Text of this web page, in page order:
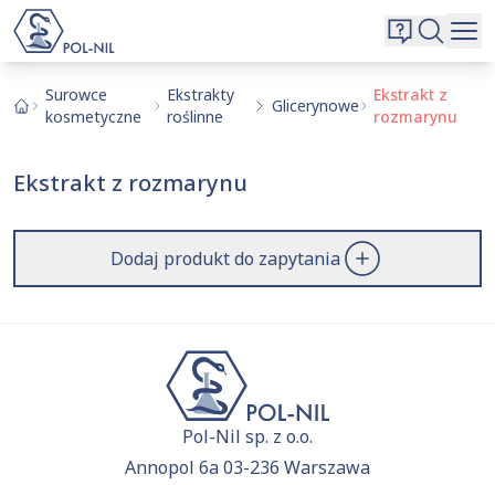
O nas
Kontakt
Surowce
kosmetyczne
Ekstrakty
roślinne
Glicerynowe
Ekstrakt z
rozmarynu
Ekstrakt z rozmarynu
Dodaj produkt do zapytania
Pol-Nil sp. z o.o.
Annopol 6a 03-236 Warszawa
Wybrane surowce i substancje
Aktualnie niczego nie dodałeś do zapytania.
Wyszukiwarka
Szukaj